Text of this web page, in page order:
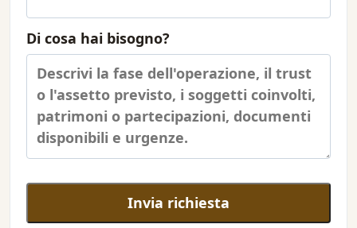
Di cosa hai bisogno?
Invia richiesta